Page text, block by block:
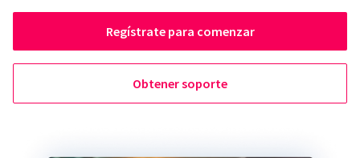
Regístrate para comenzar
Obtener soporte